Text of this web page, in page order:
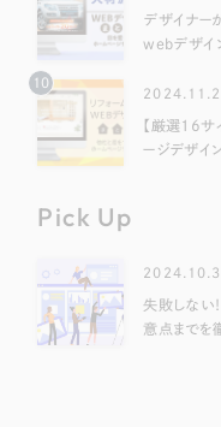
デザイナー
webデザイ
10
【厳選16サ
ージデザイ
Pick Up
失敗しない
意点までを